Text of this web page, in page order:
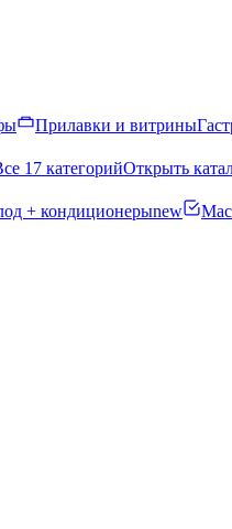
Прилавки и витрины
17 категорийОткрыть
+ кондиционерыnew